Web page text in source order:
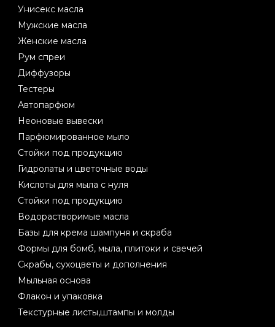
Унисекс масла
Мужские масла
Женские масла
Рум спреи
Диффузоры
Тестеры
Автопарфюм
Неоновые вывески
Парфюмированное мыло
Стойки под продукцию
Гидролаты и цветочные воды
Кислоты для мыла с нуля
Стойки под продукцию
Водорастворимые масла
Базы для крема шампуня и скраба
Формы для бомб, мыла, плитоки и свечей
Скрабы, сухоцветы и дополнения
Мыльная основа
Флакон и упаковка
Текстурные листы,штампы и молды